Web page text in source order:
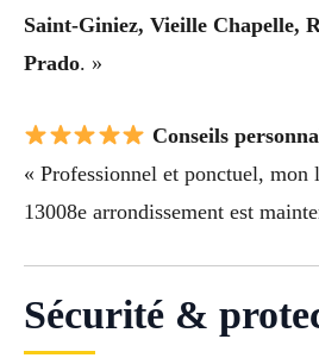
Saint-Giniez, Vieille Chapelle,
Prado. »
Conseils
« Professionnel et ponctuel, mon
13008e arrondissement est
Sécurité &